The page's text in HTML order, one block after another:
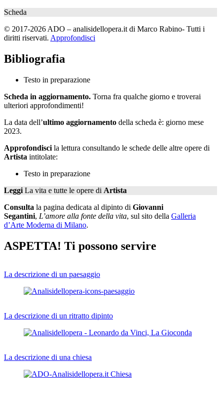
Scheda
© 2017-2026 ADO – analisidellopera.it di Marco Rabino- Tutti i
diritti riservati. Approfondisci
Bibliografia
Testo in preparazione
Scheda in aggiornamento. Torna fra qualche giorno e troverai
ulteriori approfondimenti!
La data dell’ultimo aggiornamento della scheda è: giorno mese
2023.
Approfondisci la lettura consultando le schede delle altre opere di
Artista intitolate:
Testo in preparazione
Leggi La vita e tutte le opere di Artista
Consulta la pagina dedicata al dipinto di Giovanni
Segantini, L’amore alla fonte della vita, sul sito della Galleria
d’Arte Moderna di Milano.
ASPETTA! Ti possono servire
La descrizione di un paesaggio
La descrizione di un ritratto dipinto
La descrizione di una chiesa